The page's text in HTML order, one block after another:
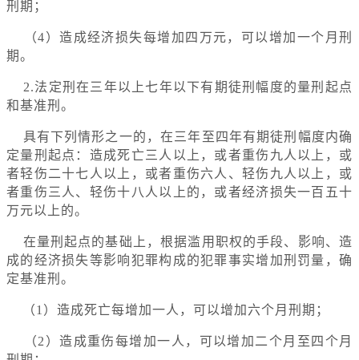
刑期；
（4）造成经济损失每增加四万元，可以增加一个月刑
期。
2.法定刑在三年以上七年以下有期徒刑幅度的量刑起点
和基准刑。
具有下列情形之一的，在三年至四年有期徒刑幅度内确
定量刑起点：造成死亡三人以上，或者重伤九人以上，或
者轻伤二十七人以上，或者重伤六人、轻伤九人以上，或
者重伤三人、轻伤十八人以上的，或者经济损失一百五十
万元以上的。
在量刑起点的基础上，根据滥用职权的手段、影响、造
成的经济损失等影响犯罪构成的犯罪事实增加刑罚量，确
定基准刑。
（1）造成死亡每增加一人，可以增加六个月刑期；
（2）造成重伤每增加一人，可以增加二个月至四个月